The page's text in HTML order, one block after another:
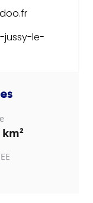
jussy-le-
km²